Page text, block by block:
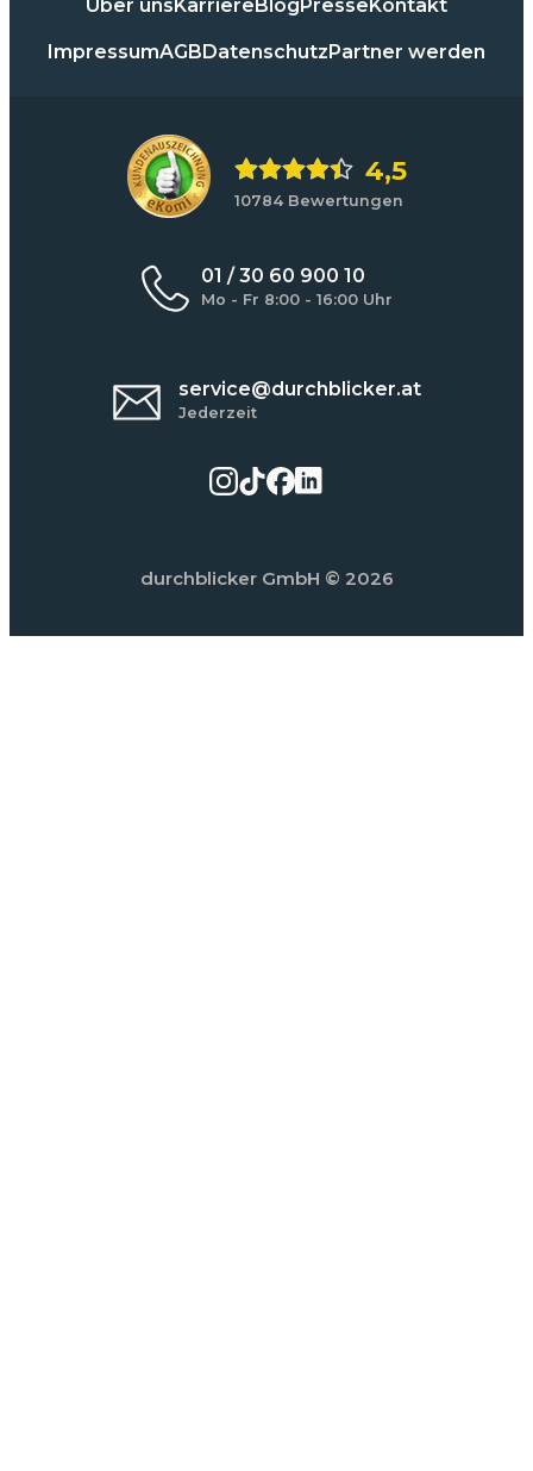
Über uns Karriere Blog Presse Kontakt
ImpressumAGB Datenschutz Partner werden
4,5
10784 Bewertungen
01 / 30 60 900 10
Mo - Fr 8:00 - 16:00 Uhr
service@durchblicker.at
Jederzeit
durchblicker GmbH © 2026